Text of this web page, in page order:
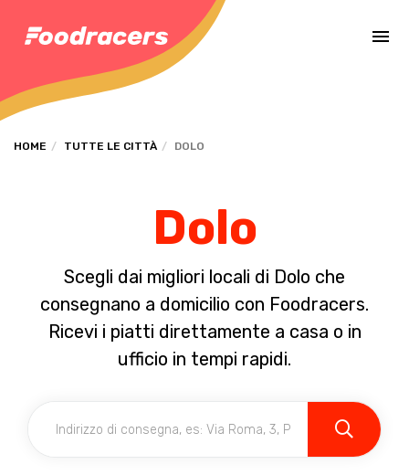
HOME TUTTE LE CITTÀ DOLO
Dolo
Scegli dai migliori locali di Dolo che
consegnano a domicilio con Foodracers.
Ricevi i piatti direttamente a casa o in
ufficio in tempi rapidi.